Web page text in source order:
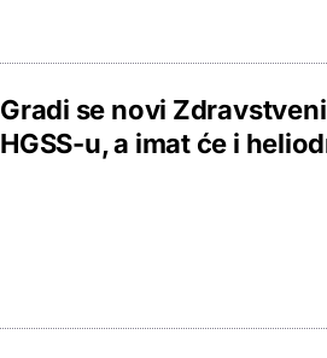
Gradi se novi
HGSS-u, a imat će i